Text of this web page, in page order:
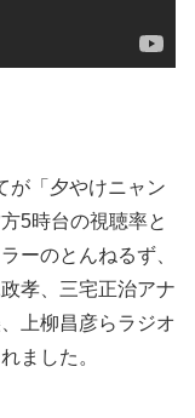
が「夕やけニャン
5時台の視聴率と
ーのとんねるず、
孝、三宅正治アナ
上柳昌彦らラジオ
ました。